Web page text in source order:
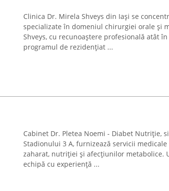
Clinica Dr. Mirela Shveys din Iași se
specializate în domeniul chirurgiei orale și
Shveys, cu recunoaștere profesională atât
programul de rezidențiat ...
Cabinet Dr. Pletea Noemi - Diabet Nutriție,
Stadionului 3 A, furnizează servicii
zaharat, nutriției și afecțiunilor metabolice.
echipă cu experiență ...